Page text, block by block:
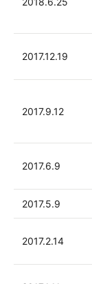
2017.12.19
2017.9.12
2017.6.9
2017.5.9
2017.2.14